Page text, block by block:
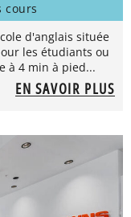
cours
d'anglais située
les étudiants ou
à 4 min à pied...
EN SAVOIR PLUS